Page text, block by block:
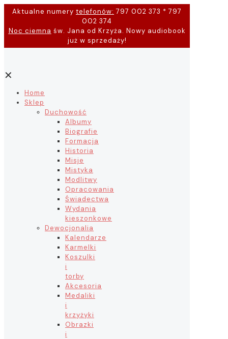
Aktualne numery telefonów: 797 002 373 * 797
002 374
Noc ciemna św. Jana od Krzyża. Nowy audiobook
już w sprzedaży!
✕
Home
Sklep
Duchowość
Albumy
Biografie
Formacja
Historia
Misje
Mistyka
Modlitwy
Opracowania
Świadectwa
Wydania
kieszonkowe
Dewocjonalia
Kalendarze
Karmelki
Koszulki
i
torby
Akcesoria
Medaliki
i
krzyżyki
Obrazki
i